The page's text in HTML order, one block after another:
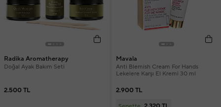
Radika Aromatherapy
Doğal Ayak Bakım Seti
2.500 TL
Mavala
Anti Blemish Cream For Hands
Lekelere Karşı El Kremi 30 ml
2.900 TL